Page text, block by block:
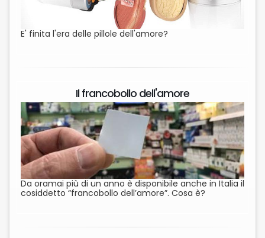
E' finita l'era delle pillole dell'amore?
Il francobollo dell'amore
Da oramai più di un anno è disponibile anche in Italia il
cosiddetto “francobollo dell’amore”. Cosa è?